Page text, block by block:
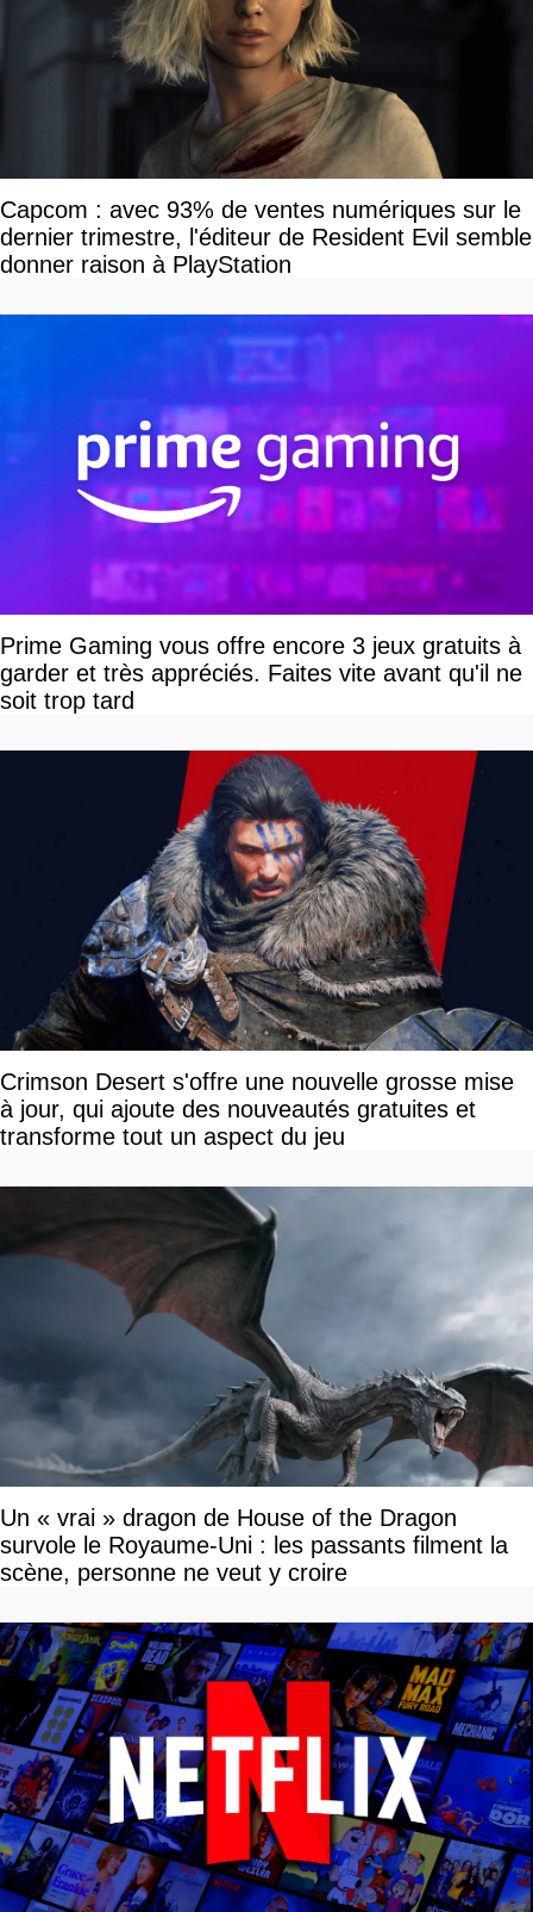
Capcom : avec 93% de ventes numériques sur le
dernier trimestre, l'éditeur de Resident Evil semble
donner raison à PlayStation
Prime Gaming vous offre encore 3 jeux gratuits à
garder et très appréciés. Faites vite avant qu'il ne
soit trop tard
Crimson Desert s'offre une nouvelle grosse mise
à jour, qui ajoute des nouveautés gratuites et
transforme tout un aspect du jeu
Un « vrai » dragon de House of the Dragon
survole le Royaume-Uni : les passants filment la
scène, personne ne veut y croire